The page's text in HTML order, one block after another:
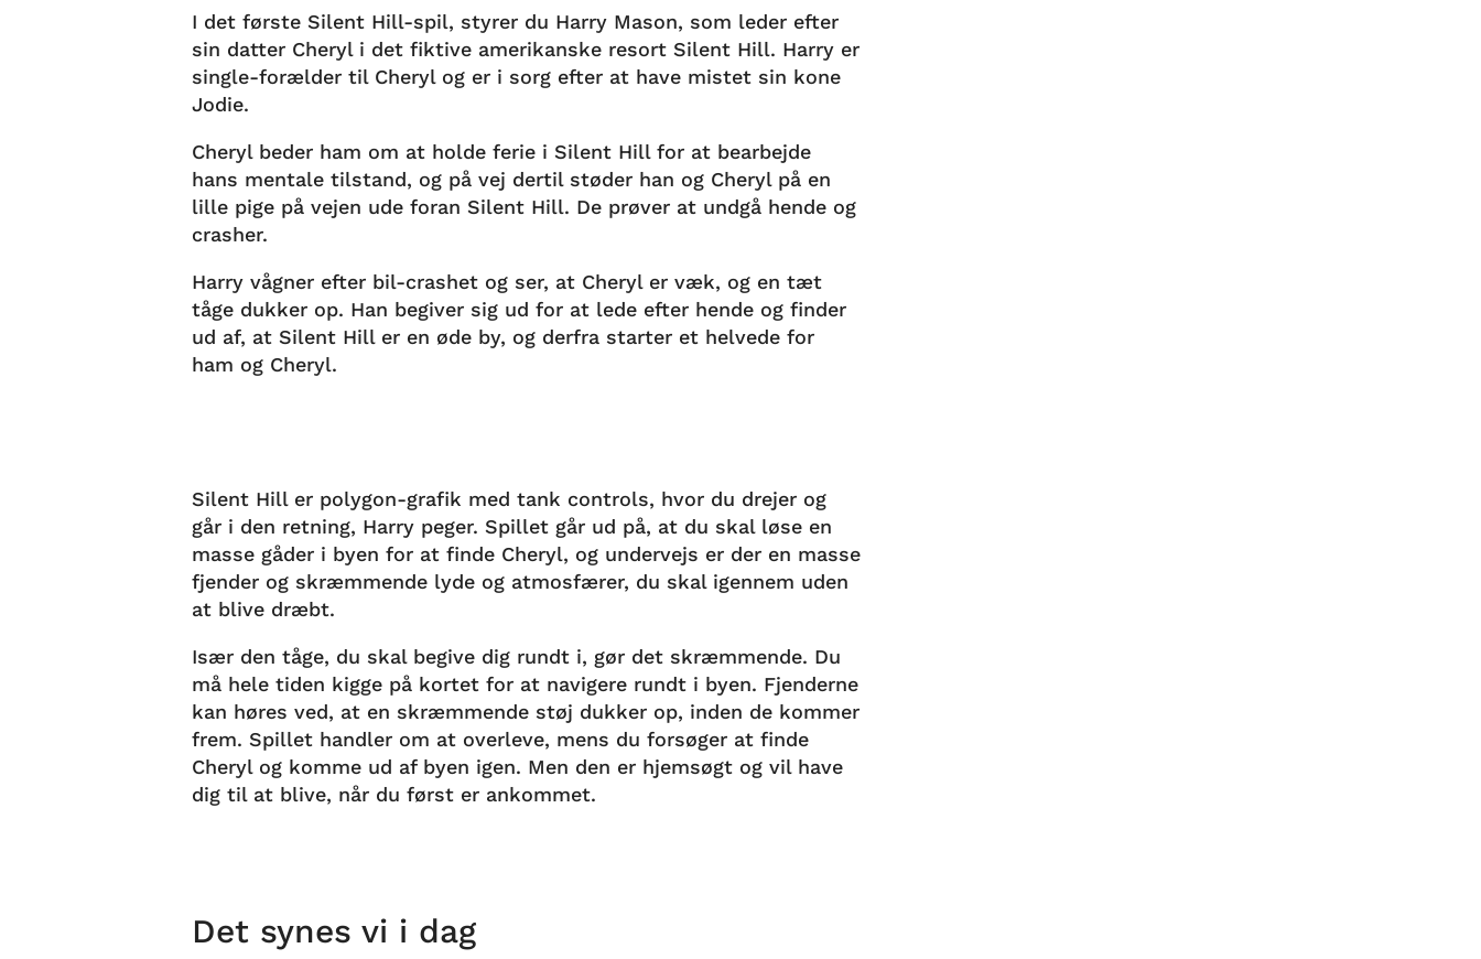
I det første Silent Hill-spil, styrer du Harry Mason, som leder efter
sin datter Cheryl i det fiktive amerikanske resort Silent Hill. Harry er
single-forælder til Cheryl og er i sorg efter at have mistet sin kone
Jodie.
Cheryl beder ham om at holde ferie i Silent Hill for at bearbejde
hans mentale tilstand, og på vej dertil støder han og Cheryl på en
lille pige på vejen ude foran Silent Hill. De prøver at undgå hende og
crasher.
Harry vågner efter bil-crashet og ser, at Cheryl er væk, og en tæt
tåge dukker op. Han begiver sig ud for at lede efter hende og finder
ud af, at Silent Hill er en øde by, og derfra starter et helvede for
ham og Cheryl.
Silent Hill er polygon-grafik med tank controls, hvor du drejer og
går i den retning, Harry peger. Spillet går ud på, at du skal løse en
masse gåder i byen for at finde Cheryl, og undervejs er der en masse
fjender og skræmmende lyde og atmosfærer, du skal igennem uden
at blive dræbt.
Især den tåge, du skal begive dig rundt i, gør det skræmmende. Du
må hele tiden kigge på kortet for at navigere rundt i byen. Fjenderne
kan høres ved, at en skræmmende støj dukker op, inden de kommer
frem. Spillet handler om at overleve, mens du forsøger at finde
Cheryl og komme ud af byen igen. Men den er hjemsøgt og vil have
dig til at blive, når du først er ankommet.
Det synes vi i dag